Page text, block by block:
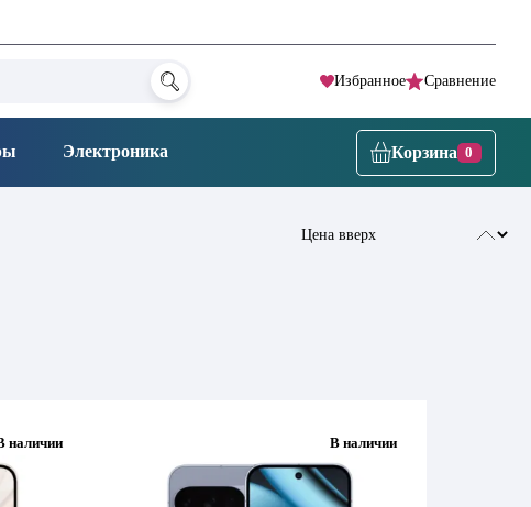
Избранное Сравнение
Электроника Корзина 0
наличии В наличии